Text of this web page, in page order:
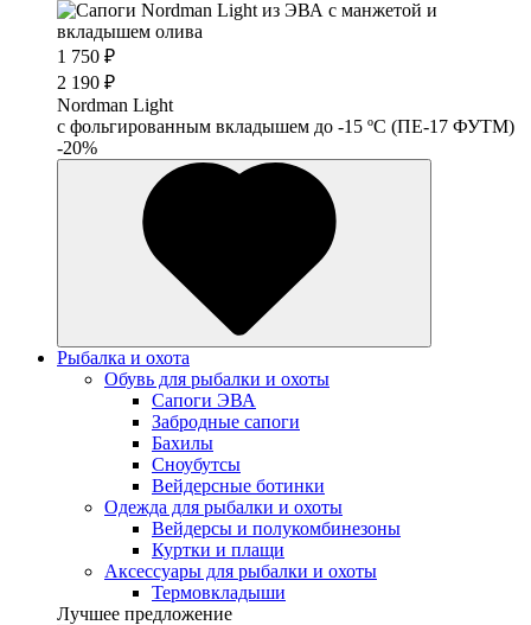
1 750 ₽
2 190 ₽
Nordman Light
c фольгированным вкладышем до -15 ºС (ПЕ-17 ФУТМ)
-20%
Рыбалка и охота
Обувь для рыбалки и охоты
Сапоги ЭВА
Забродные сапоги
Бахилы
Сноубутсы
Вейдерсные ботинки
Одежда для рыбалки и охоты
Вейдерсы и полукомбинезоны
Куртки и плащи
Аксессуары для рыбалки и охоты
Термовкладыши
Лучшее предложение